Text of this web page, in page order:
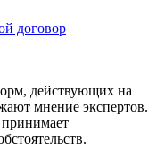
договор
действующих на
мнение экспертов.
принимает